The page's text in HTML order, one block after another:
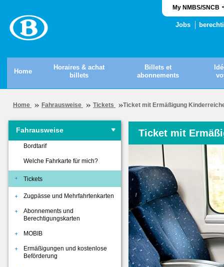
My NMBS/SNCB
Jobs
Home
Horaires & achat
billets
Billets et
abonnements
Home Fahrausweise Tickets Ticket mit Ermäßigung
Fahrausweise
Bordtarif
Welche Fahrkarte für mich?
Tickets
Zugpässe und Mehrfahrtenkarten
Abonnements und
Berechtigungskarten
MOBIB
Ermäßigungen und kostenlose
Beförderung
Ticket mit